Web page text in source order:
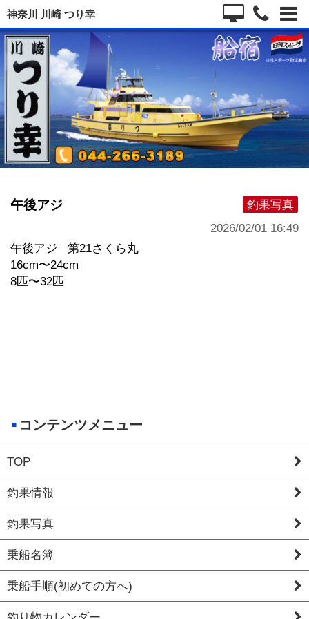
神奈川 川崎 つり幸
釣果写真
午後アジ
2026/02/01 16:49
午後アジ 第21さくら丸
16cm〜24cm
8匹〜32匹
コンテンツメニュー
TOP
釣果情報
釣果写真
乗船名簿
乗船手順(初めての方へ)